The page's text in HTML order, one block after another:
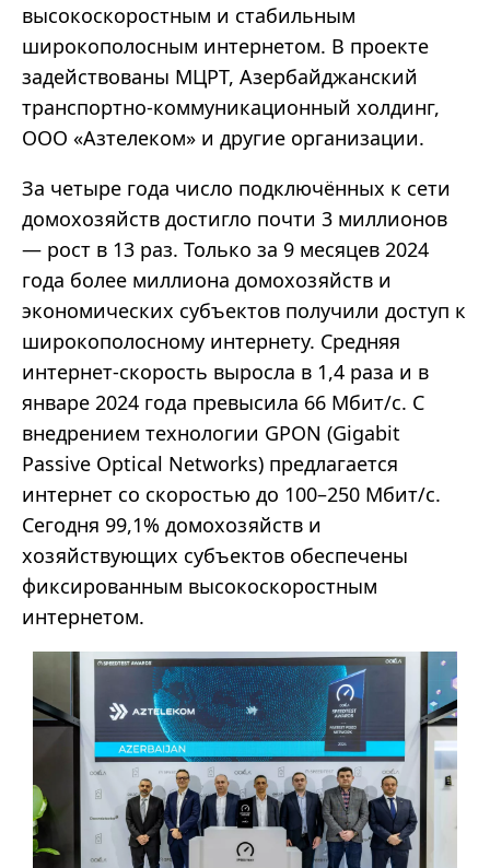
высокоскоростным и стабильным
широкополосным интернетом. В проекте
задействованы МЦРТ, Азербайджанский
транспортно-коммуникационный холдинг,
ООО «Азтелеком» и другие организации.
За четыре года число подключённых к сети
домохозяйств достигло почти 3 миллионов
— рост в 13 раз. Только за 9 месяцев 2024
года более миллиона домохозяйств и
экономических субъектов получили доступ к
широкополосному интернету. Средняя
интернет-скорость выросла в 1,4 раза и в
январе 2024 года превысила 66 Мбит/с. С
внедрением технологии GPON (Gigabit
Passive Optical Networks) предлагается
интернет со скоростью до 100–250 Мбит/с.
Сегодня 99,1% домохозяйств и
хозяйствующих субъектов обеспечены
фиксированным высокоскоростным
интернетом.